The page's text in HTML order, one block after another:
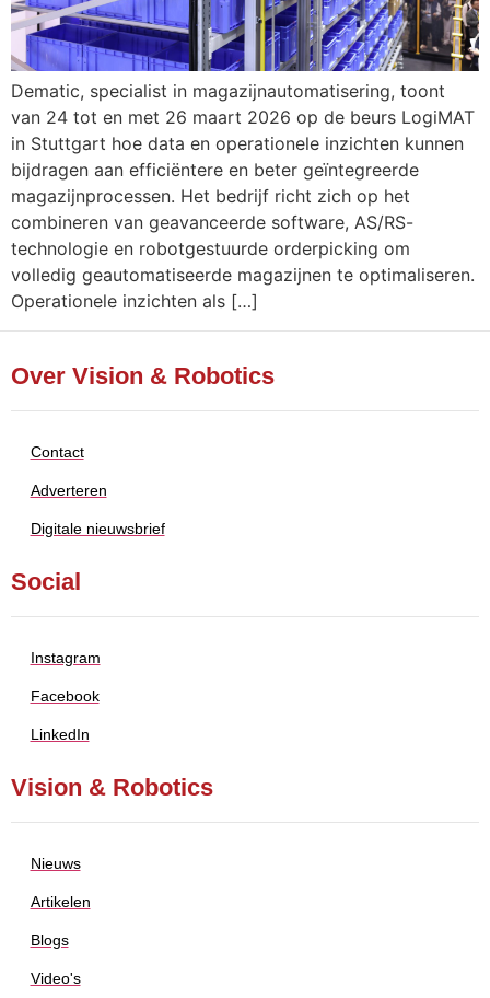
Dematic, specialist in magazijnautomatisering, toont
van 24 tot en met 26 maart 2026 op de beurs LogiMAT
in Stuttgart hoe data en operationele inzichten kunnen
bijdragen aan efficiëntere en beter geïntegreerde
magazijnprocessen. Het bedrijf richt zich op het
combineren van geavanceerde software, AS/RS-
technologie en robotgestuurde orderpicking om
volledig geautomatiseerde magazijnen te optimaliseren.
Operationele inzichten als […]
Over Vision & Robotics
Contact
Adverteren
Digitale nieuwsbrief
Social
Instagram
Facebook
LinkedIn
Vision & Robotics
Nieuws
Artikelen
Blogs
Video's